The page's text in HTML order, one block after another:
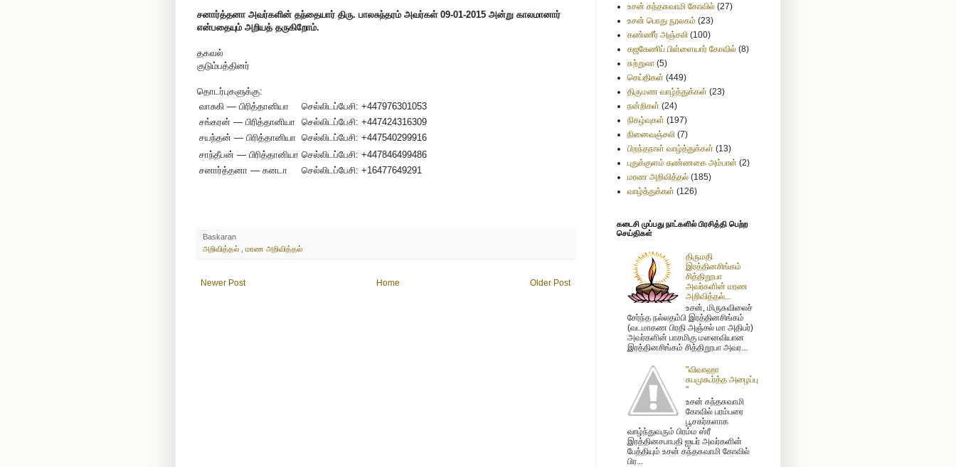
சனார்த்தனா அவர்களின் தந்தையார் திரு. பாலசுந்தரம் அவர்கள் 09-01-2015 அன்று காலமானார்
என்பதையும் அறியத் தருகிறோம்.
தகவல்
குடும்பத்தினர்
தொடர்புகளுக்கு:
வாசுகி — பிரித்தானியா
செல்லிடப்பேசி: +447976301053
சங்கரன் — பிரித்தானியா
செல்லிடப்பேசி: +447424316309
சயந்தன் — பிரித்தானியா செல்லிடப்பேசி: +447540299916
சாந்தீபன் — பிரித்தானியா செல்லிடப்பேசி: +447846499486
சனார்த்தனா — கனடா
செல்லிடப்பேசி: +16477649291
Baskaran
அறிவித்தல் , மரண அறிவித்தல்
Newer Post Older Post
Home
உசன் கந்தசுவாமி கோவில் (27)
உசன் பொது நூலகம் (23)
கண்ணீர் அஞ்சலி (100)
கஜகேணிப் பிள்ளையார் கோவில் (8)
சுற்றுலா (5)
செய்திகள் (449)
திருமண வாழ்த்துக்கள் (23)
நன்றிகள் (24)
நிகழ்வுகள் (197)
நினைவஞ்சலி (7)
பிறந்தநாள் வாழ்த்துக்கள் (13)
புதுக்குளம் கண்ணகை அம்பாள் (2)
மரண அறிவித்தல் (185)
வாழ்த்துக்கள் (126)
கடைசி முப்பது நாட்களில் பிரசித்தி பெற்ற
செய்திகள்
திருமதி
இரத்தினசிங்கம்
சித்திறூபா
அவர்களின் மரண
அறிவித்தல்...
உசன், மிருசுவிலைச்
சேர்ந்த நல்லதம்பி இரத்தினசிங்கம்
(வடமாகண பிரதி அஞ்சல் மா அதிபர்)
அவர்களின் பாசமிகு மனைவியான
இரத்தினசிங்கம் சித்திறூபா அவர...
"விவாஹா
சுபமுகூர்த்த அழைப்பு
"
உசன் கந்தசுவாமி
கோவில் பரம்பரை
பூசகர்களாக
வாழ்ந்துவரும் பிரம்ம ஸ்ரீ
இரத்தினசபாபதி ஐயர் அவர்களின்
பேத்தியும் உசன் கந்தசுவாமி கோவில்
பிர...